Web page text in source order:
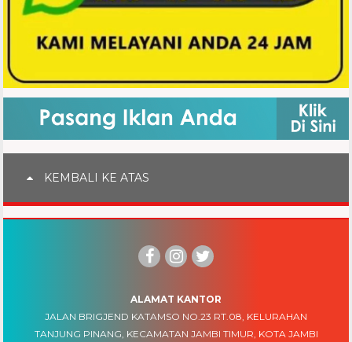
KEMBALI KE ATAS
ALAMAT KANTOR
JALAN BRIGJEND KATAMSO NO.23 RT.08, KELURAHAN
TANJUNG PINANG, KECAMATAN JAMBI TIMUR, KOTA JAMBI